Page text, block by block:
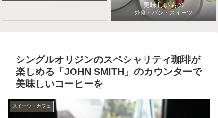
美味しいもの
外食・パン・スイーツ
シングルオリジンのスペシャリティ珈琲が
楽しめる「JOHN SMITH」のカウンターで
美味しいコーヒーを
スイーツ・カフェ